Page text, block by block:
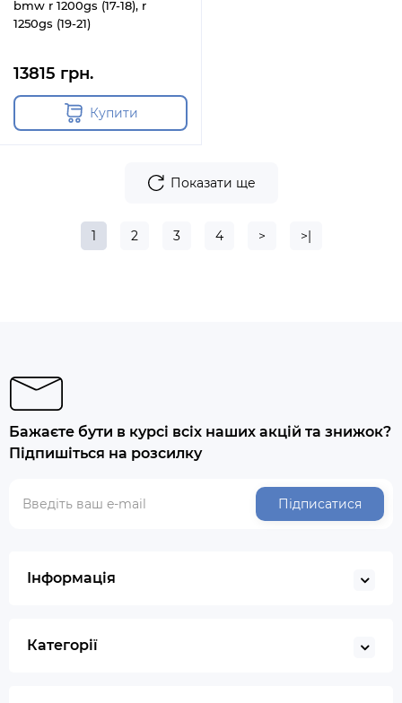
bmw r 1200gs (17-18), r
1250gs (19-21)
13815 грн.
Купити
Показати ще
1 2 3 4 > >|
Бажаєте бути в курсі всіх наших акцій та знижок?
Підпишіться на розсилку
Підписатися
Інформація
Категорії